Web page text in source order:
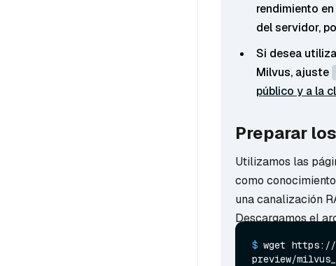
rendimiento en
del servidor,
Si desea
Milvus, ajuste
público y a la
Preparar
Utilizamos las
como
una canalización
Descargamos el
$ wget https://
preview/